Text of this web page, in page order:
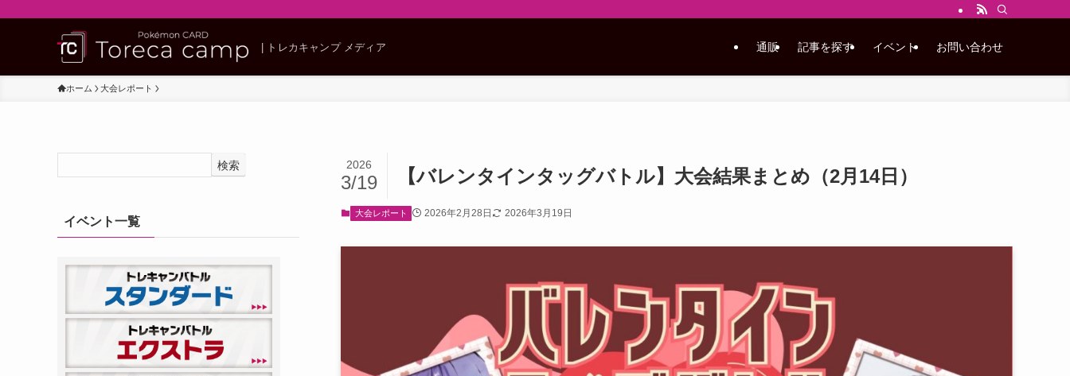
| トレカキャンプ メディア 通販 記事を探す イベント お問い合わせ
ホーム 大会レポート
【バレンタインタッグバトル】大会結果まとめ（2月14日）
2026
3/19
大会レポート 2026年2月28日 2026年3月19日
検索
イベント一覧